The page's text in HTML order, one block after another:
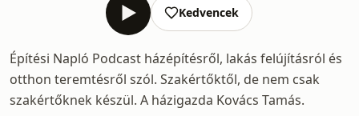
Kedvencek
Építési Napló Podcast házépítésről, lakás felújításról és
otthon teremtésről szól. Szakértőktől, de nem csak
szakértőknek készül. A házigazda Kovács Tamás.